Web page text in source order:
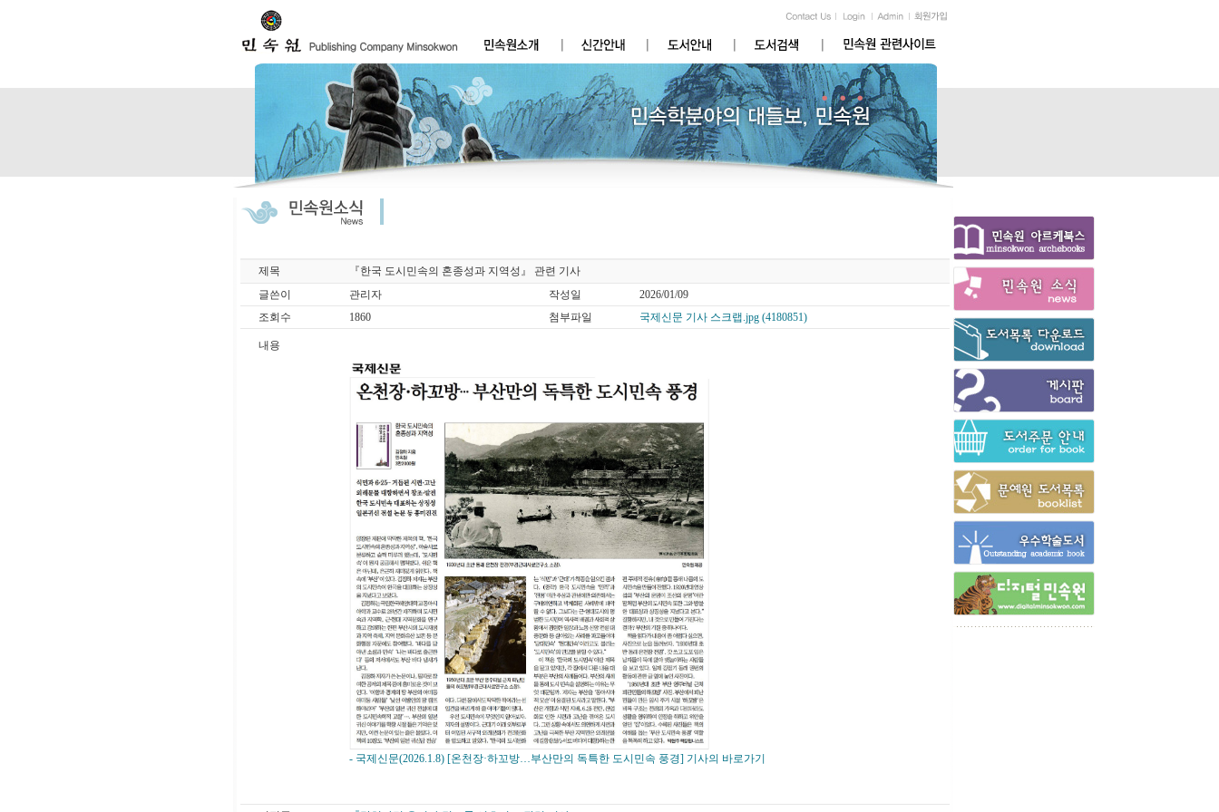
제목
『한국 도시민속의 혼종성과 지역성』 관련 기사
글쓴이
관리자 작성일
2026/01/09
조회수
1860 첨부파일 국제신문 기사 스크랩.jpg (4180851)
내용
- 국제신문(2026.1.8) [온천장·하꼬방…부산만의 독특한 도시민속 풍경] 기사의 바로가기